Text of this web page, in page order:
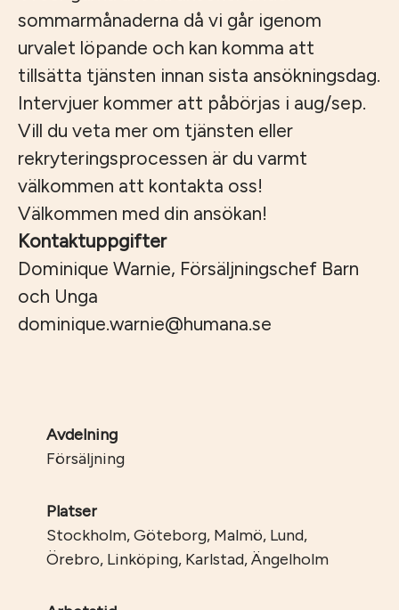
sommarmånaderna då vi går igenom
urvalet löpande och kan komma att
tillsätta tjänsten innan sista ansökningsdag.
Intervjuer kommer att påbörjas i aug/sep.
Vill du veta mer om tjänsten eller
rekryteringsprocessen är du varmt
välkommen att kontakta oss!
Välkommen med din ansökan!
Kontaktuppgifter
Dominique Warnie, Försäljningschef Barn
och Unga
dominique.warnie@humana.se
Avdelning
Försäljning
Platser
Stockholm, Göteborg, Malmö, Lund,
Örebro, Linköping, Karlstad, Ängelholm